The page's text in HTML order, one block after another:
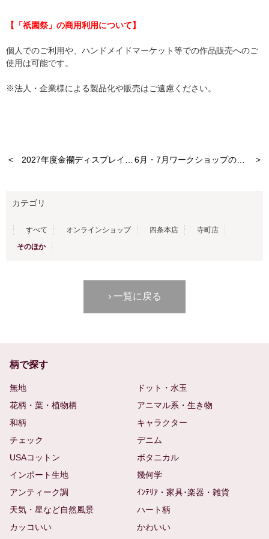
【「祇園祭」の商用利用について】
個人でのご利用や、ハンドメイドマーケット等での作品販売へのご
使用は可能です。
※法人・企業様による製品化や販売はご遠慮ください。
＜ ＞
カテゴリ
すべて オンラインショップ 四条本店
寺町店
そのほか
一覧に戻る
柄で探す
無地
ドット・水玉
花柄・葉・植物柄
アニマル系・生き物
和柄
キャラクター
チェック
デニム
USAコットン
ボタニカル
インポート生地
幾何学
アンティーク調
ｲﾝﾃﾘｱ・家具･楽器・雑貨
天気・星など自然風景
ハート柄
カッコいい
かわいい